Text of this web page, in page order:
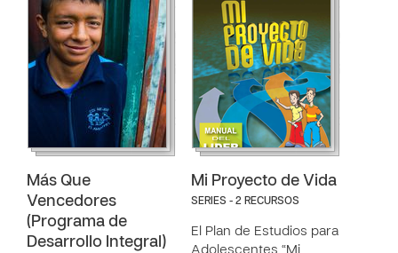
Más Que
Vencedores
(Programa de
Desarrollo Integral)
Mi Proyecto de Vida
SERIES - 2 RECURSOS
El Plan de Estudios para
Adolescentes “Mi